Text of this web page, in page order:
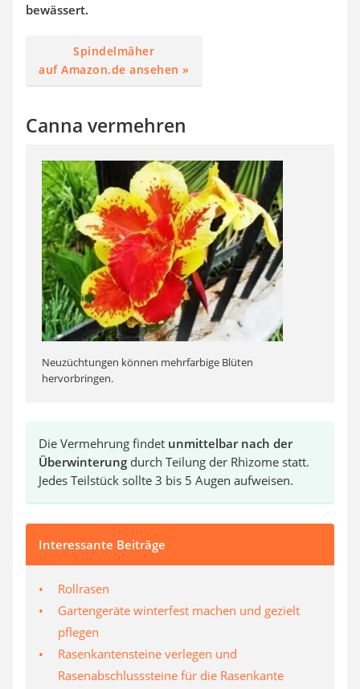
bewässert.
Spindelmäher
auf Amazon.de ansehen »
Canna vermehren
Neuzüchtungen können mehrfarbige Blüten
hervorbringen.
Die Vermehrung findet unmittelbar nach der
Überwinterung durch Teilung der Rhizome statt.
Jedes Teilstück sollte 3 bis 5 Augen aufweisen.
Interessante Beiträge
Rollrasen
Gartengeräte winterfest machen und gezielt
pflegen
Rasenkantensteine verlegen und
Rasenabschlusssteine für die Rasenkante